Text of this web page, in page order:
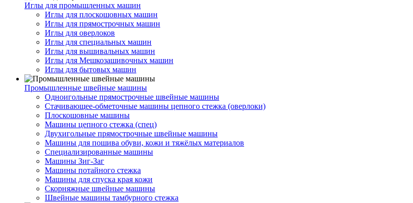
Иглы для промышленных машин
Иглы для плоскошовных машин
Иглы для прямострочных машин
Иглы для оверлоков
Иглы для специальных машин
Иглы для вышивальных машин
Иглы для Мешкозашивочных машин
Иглы для бытовых машин
Промышленные швейные машины
Одноигольные прямострочные швейные машины
Стачивающее-обметочные машины цепного стежка (оверлоки)
Плоскошовные машины
Машины цепного стежка (спец)
Двухигольные прямострочные швейные машины
Машины для пошива обуви, кожи и тяжёлых материалов
Специализированные машины
Машины Зиг-Заг
Машины потайного стежка
Машины для спуска края кожи
Скорняжные швейные машины
Швейные машины тамбурного стежка